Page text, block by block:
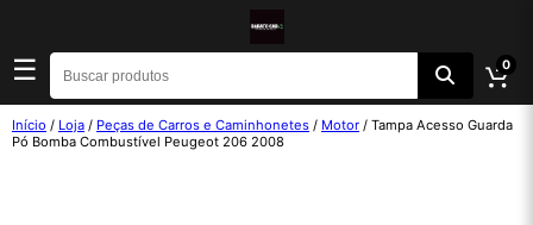
☰ 0
Início / Loja / Peças de Carros e Caminhonetes / Motor / Tampa Acesso Guarda
Pó Bomba Combustível Peugeot 206 2008